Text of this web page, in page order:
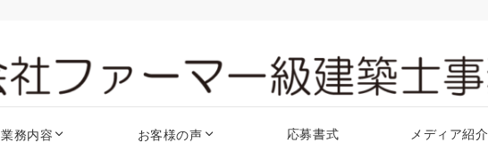
業務内容 お客様の声 応募書式 メディア紹介